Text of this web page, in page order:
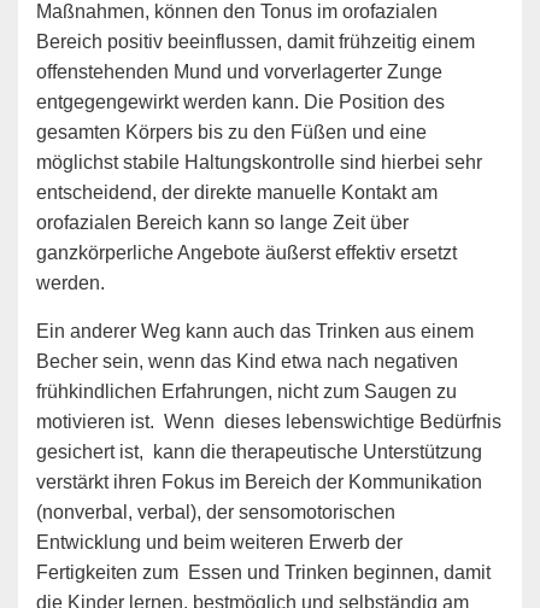
Maßnahmen, können den Tonus im orofazialen
Bereich positiv beeinflussen, damit frühzeitig einem
offenstehenden Mund und vorverlagerter Zunge
entgegengewirkt werden kann. Die Position des
gesamten Körpers bis zu den Füßen und eine
möglichst stabile Haltungskontrolle sind hierbei sehr
entscheidend, der direkte manuelle Kontakt am
orofazialen Bereich kann so lange Zeit über
ganzkörperliche Angebote äußerst effektiv ersetzt
werden.
Ein anderer Weg kann auch das Trinken aus einem
Becher sein, wenn das Kind etwa nach negativen
frühkindlichen Erfahrungen, nicht zum Saugen zu
motivieren ist. Wenn dieses lebenswichtige Bedürfnis
gesichert ist, kann die therapeutische Unterstützung
verstärkt ihren Fokus im Bereich der Kommunikation
(nonverbal, verbal), der sensomotorischen
Entwicklung und beim weiteren Erwerb der
Fertigkeiten zum Essen und Trinken beginnen, damit
die Kinder lernen, bestmöglich und selbständig am